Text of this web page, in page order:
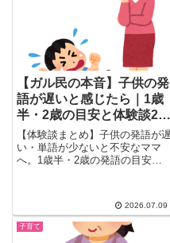
【ガル民の本音】子供の発
語が遅いと感じたら｜1歳
半・2歳の目安と体験談20
選
【体験談まとめ】子供の発語が遅
い・単語が少ないと不安なママ
へ。1歳半・2歳の発語の目安か
実体験と専門家目線のアドバイス
を厳選してわかりやすく紹介しま
す。
2026.07.09
子育て